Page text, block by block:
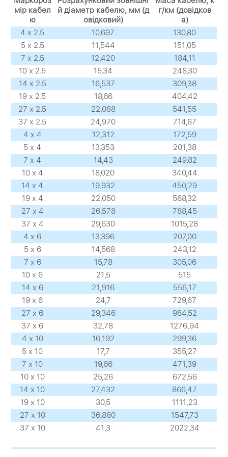
мір кабел
ю
й діаметр кабелю, мм (д
овідковий)
г/км (довідков
а)
4 х 2.5
10,697
130,80
5 х 2.5
11,544
151,05
7 х 2.5
12,420
184,11
10 х 2.5
15,34
248,30
14 х 2.5
16,537
309,38
19 х 2.5
18,66
404,42
27 х 2.5
22,088
541,55
37 х 2.5
24,970
714,67
4 х 4
12,312
172,59
5 х 4
13,353
201,38
7 х 4
14,43
249,82
10 х 4
18,020
340,44
14 х 4
19,932
450,29
19 х 4
22,050
568,32
27 х 4
26,578
788,45
37 х 4
29,630
1015,28
4 х 6
13,396
207,00
5 х 6
14,568
243,12
7 х 6
15,78
305,06
10 х 6
21,5
515
14 х 6
21,916
556,17
19 х 6
24,7
729,67
27 х 6
29,346
984,52
37 х 6
32,78
1276,94
4 х 10
16,192
299,36
5 х 10
17,7
355,27
7 х 10
19,66
471,39
10 х 10
25,26
672,56
14 х 10
27,432
866,47
19 х 10
30,5
1111,23
27 х 10
36,880
1547,73
37 х 10
41,3 2022,34